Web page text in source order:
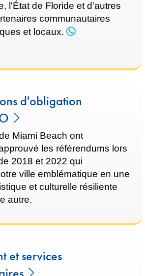
l'État de Floride et d'autres
communautaires
et locaux.
d'obligation
Miami Beach ont
les référendums lors
2018 et 2022 qui
ville emblématique en une
et culturelle résiliente
autre.
et services